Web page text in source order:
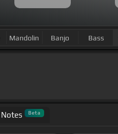
Mandolin Banjo Bass
Notes Beta